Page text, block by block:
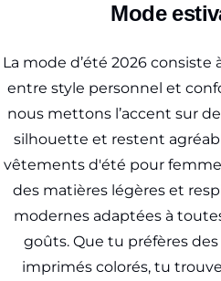
Mode
La mode d’été 2026 consiste
entre style personnel et
nous mettons l’accent sur
silhouette et restent
vêtements d'été pour
des matières légères et
modernes adaptées à
goûts. Que tu préfères
imprimés colorés, tu